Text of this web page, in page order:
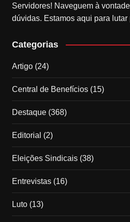
Servidores! Naveguem à
dúvidas. Estamos aqui para lutar
Categorias
Artigo(24)
Central de Benefícios(15)
Destaque(368)
Editorial (2)
Eleições Sindicais(38)
Entrevistas(16)
Luto(13)